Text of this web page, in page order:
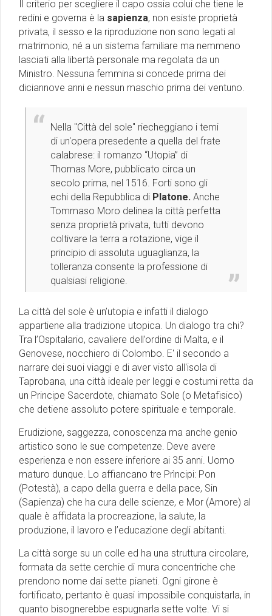
Il criterio per scegliere il capo ossia colui che tiene le
redini e governa è la sapienza, non esiste proprietà
privata, il sesso e la riproduzione non sono legati al
matrimonio, né a un sistema familiare ma nemmeno
lasciati alla libertà personale ma regolata da un
Ministro. Nessuna femmina si concede prima dei
diciannove anni e nessun maschio prima dei ventuno.
Nella "Città del sole" riecheggiano i temi
di un'opera presedente a quella del frate
calabrese: il romanzo “Utopia” di
Thomas More, pubblicato circa un
secolo prima, nel 1516. Forti sono gli
echi della Repubblica di Platone. Anche
Tommaso Moro delinea la città perfetta
senza proprietà privata, tutti devono
coltivare la terra a rotazione, vige il
principio di assoluta uguaglianza, la
tolleranza consente la professione di
qualsiasi religione.
La città del sole è un’utopia e infatti il dialogo
appartiene alla tradizione utopica. Un dialogo tra chi?
Tra l’Ospitalario, cavaliere dell’ordine di Malta, e il
Genovese, nocchiero di Colombo. E' il secondo a
narrare dei suoi viaggi e di aver visto all'isola di
Taprobana, una città ideale per leggi e costumi retta da
un Principe Sacerdote, chiamato Sole (o Metafisico)
che detiene assoluto potere spirituale e temporale.
Erudizione, saggezza, conoscenza ma anche genio
artistico sono le sue competenze. Deve avere
esperienza e non essere inferiore ai 35 anni. Uomo
maturo dunque. Lo affiancano tre Prìncipi: Pon
(Potestà), a capo della guerra e della pace, Sin
(Sapienza) che ha cura delle scienze, e Mor (Amore) al
quale è affidata la procreazione, la salute, la
produzione, il lavoro e l’educazione degli abitanti.
La città sorge su un colle ed ha una struttura circolare,
formata da sette cerchie di mura concentriche che
prendono nome dai sette pianeti. Ogni girone è
fortificato, pertanto è quasi impossibile conquistarla, in
quanto bisognerebbe espugnarla sette volte. Vi si